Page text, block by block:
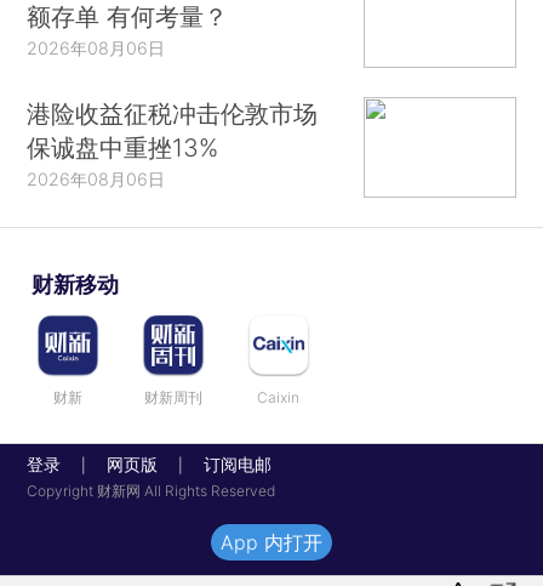
额存单 有何考量？
2026年08月06日
港险收益征税冲击伦敦市场
保诚盘中重挫13%
2026年08月06日
财新移动
财新 财新周刊 Caixin
登录 网页版 订阅电邮
Copyright 财新网 All Rights Reserved
App 内打开